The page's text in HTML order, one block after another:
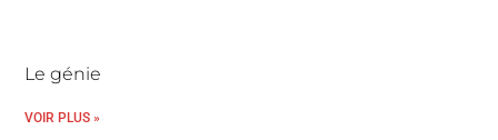
Le génie
VOIR PLUS »